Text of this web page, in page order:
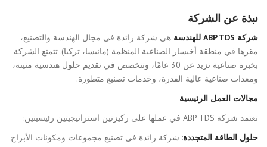
نبذة عن الشركة
شركة ABP TDS للهندسة
هي شركة رائدة في مجال الهندسة والتصنيع،
مقرها في منطقة أخيسار الصناعية المنظمة (مانيسا، تركيا). تتمتع الشركة
بخبرة صناعية تزيد عن 30 عامًا، وتتخصص في تقديم حلول هندسية متينة،
ومعدات صناعية عالية القدرة، وخدمات تصنيع متطورة.
مجالات العمل الرئيسية
تعتمد شركة ABP TDS في عملها على ركيزتين استراتيجيتين رئيسيتين:
حلول الطاقة المتجددة: شركة رائدة في تصنيع مجموعات ومكونات الأبراج